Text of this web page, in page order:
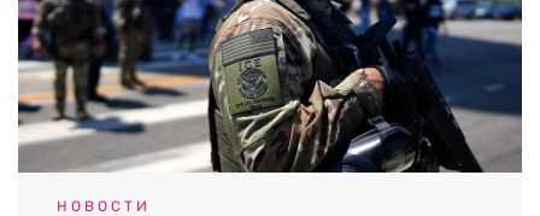
НОВОСТИ